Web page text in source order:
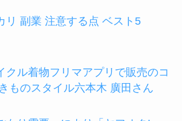
リ 副業 注意する点 ベスト5
クル着物フリマアプリで販売のコ
のスタイル六本木 廣田さん